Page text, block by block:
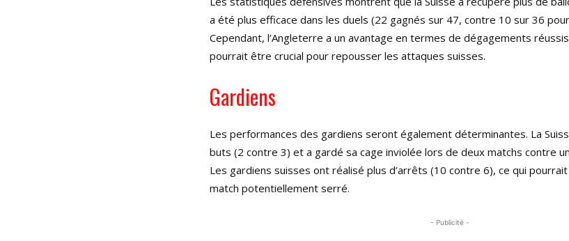
a été plus efficace dans les duels (22 gagnés sur 47, contre 10 sur 36
Cependant, l’Angleterre a un avantage en termes de dégagements
pourrait être crucial pour repousser les attaques suisses.
Gardiens
Les performances des gardiens seront également déterminantes. La
buts (2 contre 3) et a gardé sa cage inviolée lors de deux matchs contre
Les gardiens suisses ont réalisé plus d’arrêts (10 contre 6), ce qui
match potentiellement serré.
- Publicité -